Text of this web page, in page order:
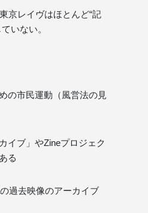
京レイヴはほとんど“記
いない。
の市民運動（風営法の見
イブ」やZineプロジェク
る
過去映像のアーカイブ